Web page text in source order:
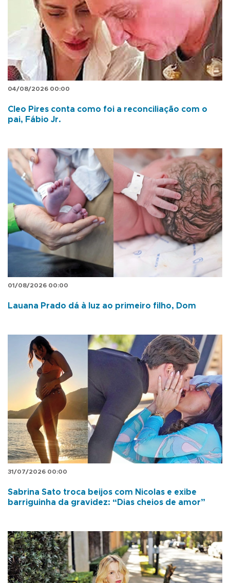
04/08/2026 00:00
Cleo Pires conta como foi a reconciliação com o
pai, Fábio Jr.
01/08/2026 00:00
Lauana Prado dá à luz ao primeiro filho, Dom
31/07/2026 00:00
Sabrina Sato troca beijos com Nicolas e exibe
barriguinha da gravidez: “Dias cheios de amor”